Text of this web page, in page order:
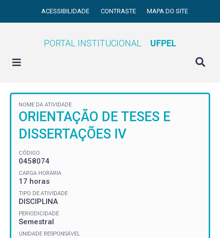
ACESSIBILIDADE CONTRASTE MAPA DO SITE
PORTAL INSTITUCIONAL UFPEL
NOME DA ATIVIDADE
ORIENTAÇÃO DE TESES E
DISSERTAÇÕES IV
CÓDIGO
0458074
CARGA HORÁRIA
17 horas
TIPO DE ATIVIDADE
DISCIPLINA
PERIODICIDADE
Semestral
UNIDADE RESPONSÁVEL